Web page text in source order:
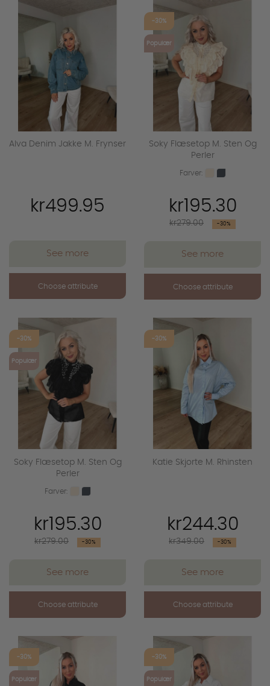
Alva Denim Jakke M. Frynser
kr499.95
See more
Choose attribute
-30%
Populær
Soky Flæsetop M. Sten Og
Perler
Farver:
kr195.30
Regular
kr279.00 -30%
See more
Choose attribute
-30%
Populær
Soky Flæsetop M. Sten Og
Perler
Farver:
kr195.30
Regular
kr279.00 -30%
See more
Choose attribute
-30%
Katie Skjorte M. Rhinsten
kr244.30
Regular
kr349.00 -30%
See more
Choose attribute
-30%
Populær
-30%
Populær